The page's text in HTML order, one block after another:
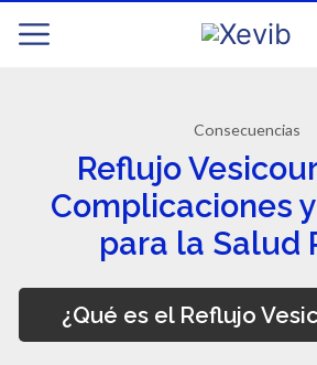
Consecuencias
Reflujo
Complicaciones
para la Salud
¿Qué es el Reflujo